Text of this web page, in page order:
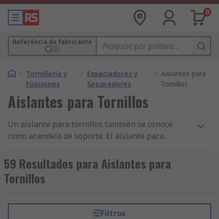
0
Referência do fabricante
/ Tornillería y
Fijaciones
/ Espaciadores y
Separadores
/ Aislantes para
Tornillos
Aislantes para Tornillos
Un aislante para tornillos también se conoce
como arandela de soporte. El aislante para
remaches o cables de un montaje.Características
y ventajas de un aislante para tornillos• Aíslan el
tornillo de forma térmica para que no hagan
Actúan como espaciadores y guías• Son fuertes y
59 Resultados para Aislantes para
Tornillos
Filtros